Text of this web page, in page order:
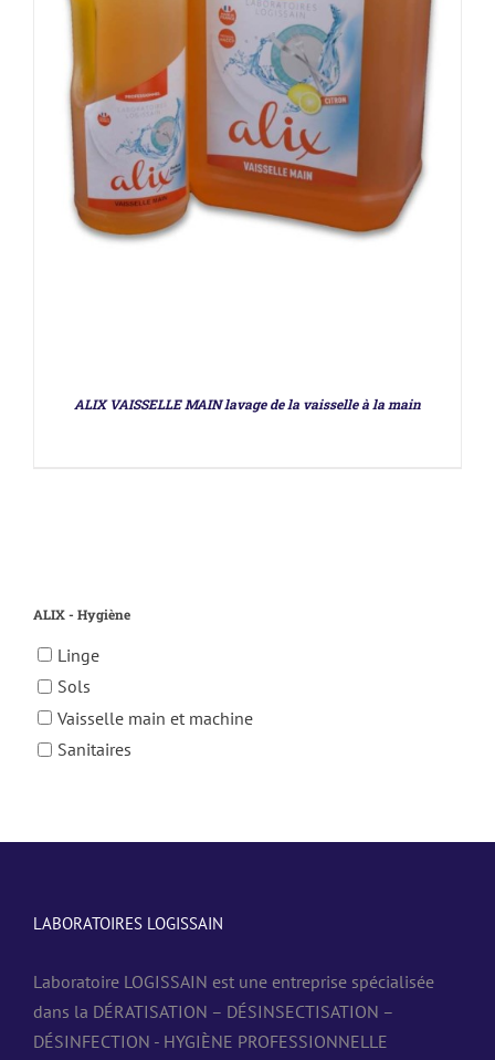
ALIX VAISSELLE MAIN lavage de la vaisselle à la main
ALIX - Hygiène
Linge
Sols
Vaisselle main et machine
Sanitaires
LABORATOIRES LOGISSAIN
Laboratoire LOGISSAIN est une entreprise spécialisée
dans la DÉRATISATION – DÉSINSECTISATION –
DÉSINFECTION - HYGIÈNE PROFESSIONNELLE